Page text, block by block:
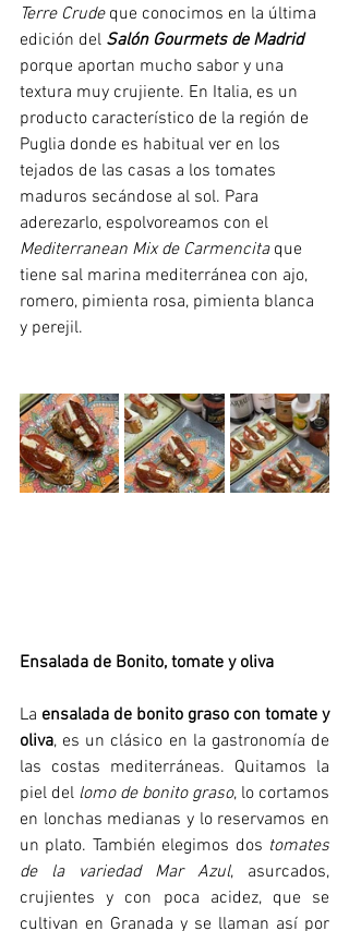
Terre Crude que conocimos en la última
edición del Salón Gourmets de Madrid
porque aportan mucho sabor y una
textura muy crujiente. En Italia, es un
producto característico de la región de
Puglia donde es habitual ver en los
tejados de las casas a los tomates
maduros secándose al sol. Para
aderezarlo, espolvoreamos con el
Mediterranean Mix de Carmencita que
tiene sal marina mediterránea con ajo,
romero, pimienta rosa, pimienta blanca
y perejil.
Ensalada de Bonito, tomate y oliva
La ensalada de bonito graso con tomate y
oliva, es un clásico en la gastronomía de
las costas mediterráneas. Quitamos la
piel del lomo de bonito graso, lo cortamos
en lonchas medianas y lo reservamos en
un plato. También elegimos dos tomates
de la variedad Mar Azul, asurcados,
crujientes y con poca acidez, que se
cultivan en Granada y se llaman así por